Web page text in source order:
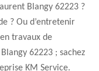
Blangy 62223 ?
? Ou d’entretenir
travaux de
62223 ; sachez
KM Service.